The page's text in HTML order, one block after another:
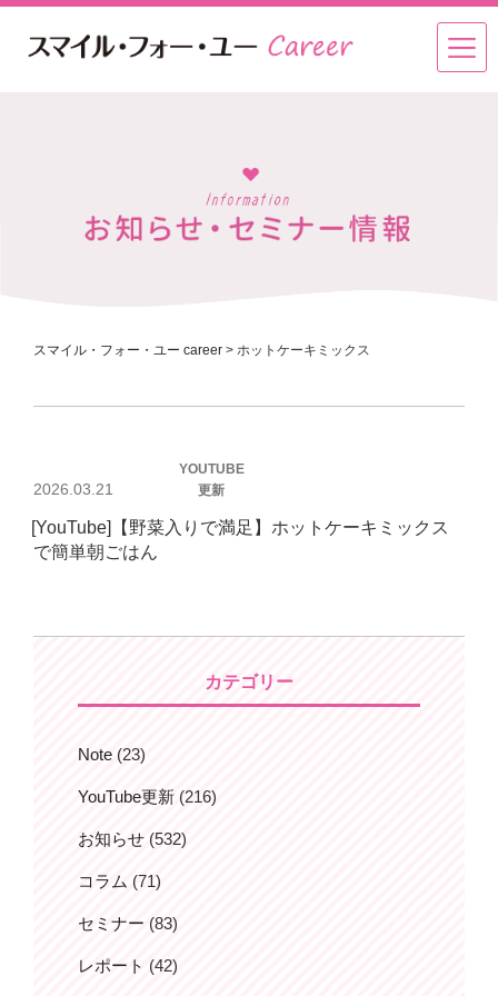
スマイル・フォー・ユー career > ホットケーキミックス
稿
2026.03.21
YOUTUBE
更新
[YouTube]【野菜入りで満足】ホットケーキミックス
で簡単朝ごはん
カテゴリー
Note (23)
YouTube更新 (216)
お知らせ (532)
コラム (71)
セミナー (83)
レポート (42)